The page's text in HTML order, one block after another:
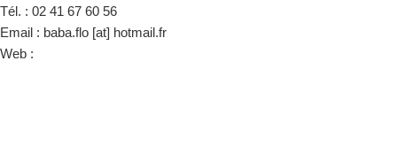
Tél. : 02 41 67 60 56
Email : baba.flo [at] hotmail.fr
Web :